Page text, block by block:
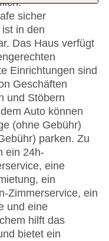
sicher
in den
Das Haus verfügt
Einrichtungen sind
Geschäften
und Stöbern
Auto können
(ohne Gebühr)
parken. Zu
ein 24h-
eine
ein
Zimmerservice, ein
und eine
hilft das
bietet ein